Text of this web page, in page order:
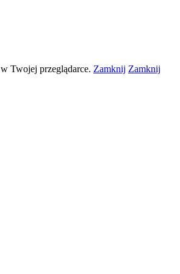
w Twojej przeglądarce. Zamknij Zamknij